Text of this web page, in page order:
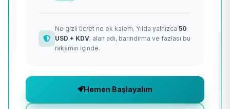
Ne gizli ücret ne ek kalem. Yılda yalnızca 50
USD + KDV; alan adı, barındırma ve fazlası bu
rakamın içinde.
Hemen Başlayalım